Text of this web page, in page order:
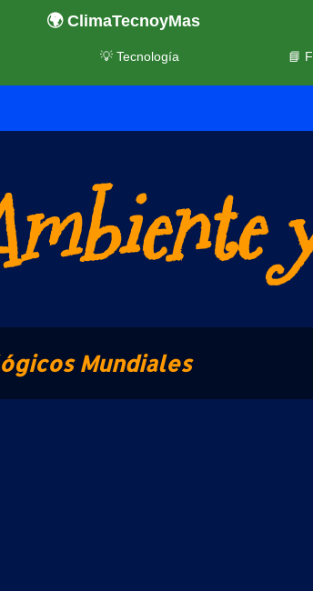
🌍 ClimaTecnoyMas
💡 Tecnología 📘
Mundiales